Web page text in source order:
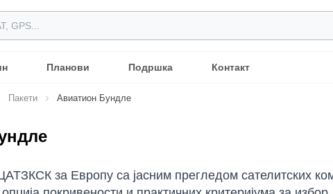
Планови Подршка Контакт
Пакети Авиатион Бундле
за Европу са јасним прегледом сателитских